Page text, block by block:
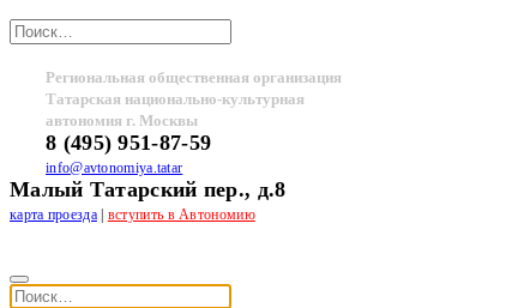
Региональная общественная организация
Татарская национально-культурная
автономия г. Москвы
8 (495) 951-87-59
info@avtonomiya.tatar
Малый Татарский пер., д.8
карта проезда| вступить в Автономию